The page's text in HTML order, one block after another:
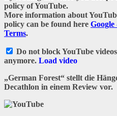
policy of YouTube.
More information about
policy can be found here
Terms.
Do not block YouTube
anymore. Load video
„German Forest“ stellt die
Decathlon in einem Review vor.